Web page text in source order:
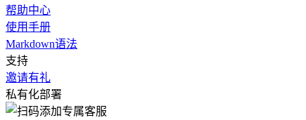
帮助中心
使用手册
Markdown语法
支持
邀请有礼
私有化部署